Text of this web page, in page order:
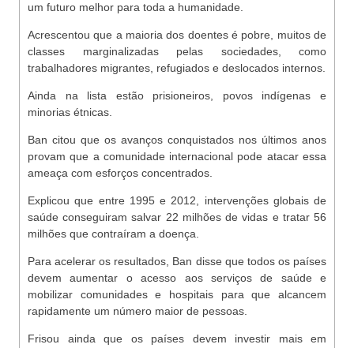
um futuro melhor para toda a humanidade.
Acrescentou que a maioria dos doentes é pobre, muitos de
classes marginalizadas pelas sociedades, como
trabalhadores migrantes, refugiados e deslocados internos.
Ainda na lista estão prisioneiros, povos indígenas e
minorias étnicas.
Ban citou que os avanços conquistados nos últimos anos
provam que a comunidade internacional pode atacar essa
ameaça com esforços concentrados.
Explicou que entre 1995 e 2012, intervenções globais de
saúde conseguiram salvar 22 milhões de vidas e tratar 56
milhões que contraíram a doença.
Para acelerar os resultados, Ban disse que todos os países
devem aumentar o acesso aos serviços de saúde e
mobilizar comunidades e hospitais para que alcancem
rapidamente um número maior de pessoas.
Frisou ainda que os países devem investir mais em